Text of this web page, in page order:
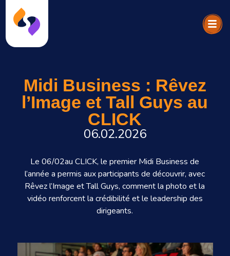
Midi Business : Rêvez
l’Image et Tall Guys au
CLICK
06.02.2026
Le 06/02au CLICK, le premier Midi Business de
l’année a permis aux participants de découvrir, avec
Rêvez l’Image et Tall Guys, comment la photo et la
vidéo renforcent la crédibilité et le leadership des
dirigeants.